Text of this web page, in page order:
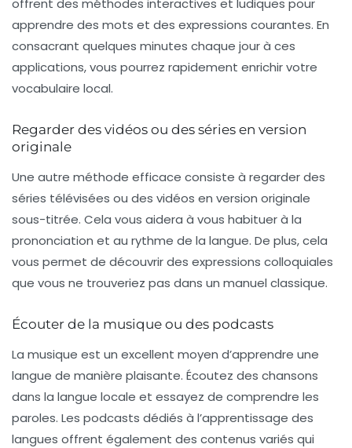
offrent des méthodes interactives et ludiques pour
apprendre des mots et des expressions courantes. En
consacrant quelques minutes chaque jour à ces
applications, vous pourrez rapidement enrichir votre
vocabulaire local.
Regarder des vidéos ou des séries en version
originale
Une autre méthode efficace consiste à regarder des
séries télévisées ou des vidéos en version originale
sous-titrée. Cela vous aidera à vous habituer à la
prononciation et au rythme de la langue. De plus, cela
vous permet de découvrir des expressions colloquiales
que vous ne trouveriez pas dans un manuel classique.
Écouter de la musique ou des podcasts
La musique est un excellent moyen d’apprendre une
langue de manière plaisante. Écoutez des chansons
dans la langue locale et essayez de comprendre les
paroles. Les podcasts dédiés à l’apprentissage des
langues offrent également des contenus variés qui